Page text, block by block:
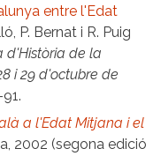
entre l'Edat
P. Bernat i R. Puig
d'Història de la
i 29 d'octubre de
a l'Edat Mitjana i el
2002 (segona edició